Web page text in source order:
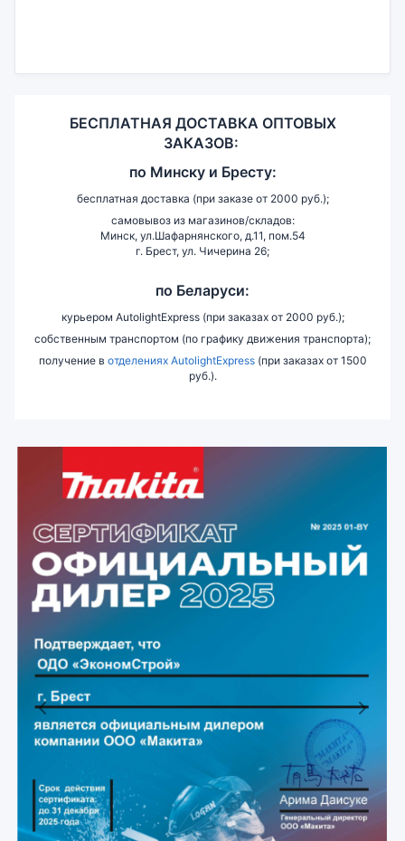
БЕСПЛАТНАЯ ДОСТАВКА ОПТОВЫХ
ЗАКАЗОВ:
по Минску и Бресту:
бесплатная доставка (при заказе от 2000 руб.);
самовывоз из магазинов/складов:
Минск, ул.Шафарнянского, д.11, пом.54
г. Брест, ул. Чичерина 26;
по Беларуси:
курьером AutolightExpress (при заказах от 2000 руб.);
собственным транспортом (по графику движения транспорта);
получение в отделениях AutolightExpress(при заказах от 1500
руб.).
Previous Next